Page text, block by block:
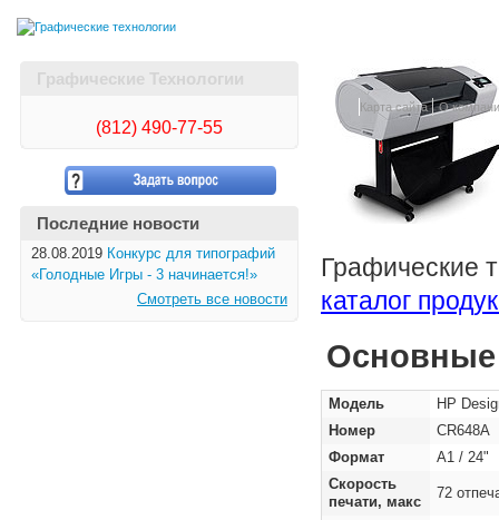
Карта сайта О
Графические Технологии
(812) 490-77-55
Последние новости
28.08.2019 Конкурс для типографий
«Голодные Игры - 3 начинается!»
Смотреть все новости
Графические
каталог
Основные
Модель
HP
Номер
CR648A
Формат
А1 / 24"
Скорость
печати, макс
72